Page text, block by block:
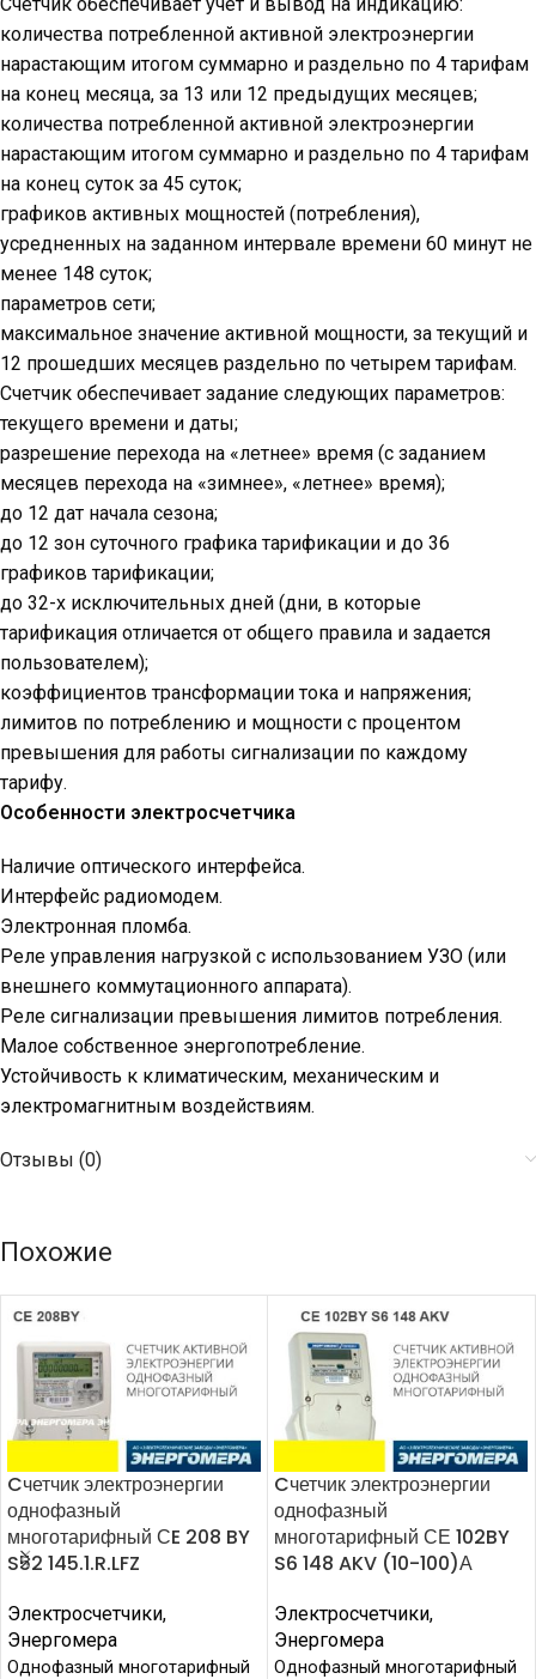
Счетчик обеспечивает учет и вывод на индикацию:
количества потребленной активной электроэнергии
нарастающим итогом суммарно и раздельно по 4 тарифам
на конец месяца, за 13 или 12 предыдущих месяцев;
количества потребленной активной электроэнергии
нарастающим итогом суммарно и раздельно по 4 тарифам
на конец суток за 45 суток;
графиков активных мощностей (потребления),
усредненных на заданном интервале времени 60 минут не
менее 148 суток;
параметров сети;
максимальное значение активной мощности, за текущий и
12 прошедших месяцев раздельно по четырем тарифам.
Счетчик обеспечивает задание следующих параметров:
текущего времени и даты;
разрешение перехода на «летнее» время (с заданием
месяцев перехода на «зимнее», «летнее» время);
до 12 дат начала сезона;
до 12 зон суточного графика тарификации и до 36
графиков тарификации;
до 32-х исключительных дней (дни, в которые
тарификация отличается от общего правила и задается
пользователем);
коэффициентов трансформации тока и напряжения;
лимитов по потреблению и мощности с процентом
превышения для работы сигнализации по каждому
тарифу.
Особенности электросчетчика
Наличие оптического интерфейса.
Интерфейс радиомодем.
Электронная пломба.
Реле управления нагрузкой с использованием УЗО (или
внешнего коммутационного аппарата).
Реле сигнализации превышения лимитов потребления.
Малое собственное энергопотребление.
Устойчивость к климатическим, механическим и
электромагнитным воздействиям.
Отзывы (0)
Похожие
Cчетчик электроэнергии
однофазный
многотарифный СE 208 BY
S52 145.1.R.LFZ
Электросчетчики,
Энергомера
Однофазный многотарифный
Cчетчик электроэнергии
однофазный
многотарифный СЕ 102BY
S6 148 AKV (10-100)А
Электросчетчики,
Энергомера
Однофазный многотарифный